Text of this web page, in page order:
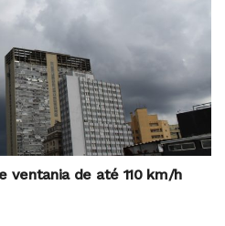
ventania de até 110 km/h